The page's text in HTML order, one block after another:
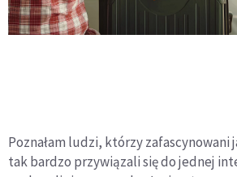
Poznałam ludzi, którzy zafascynowani
tak bardzo przywiązali się do jednej